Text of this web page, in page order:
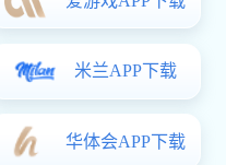
述
真工具，可用于创建各类